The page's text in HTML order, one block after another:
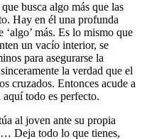
busca algo más que las
Hay en él una profunda
‘algo’ más. Es lo mismo que
un vacío interior, se
para asegurarse la
la verdad que el
cruzados. Entonces acude a
todo es perfecto.
al joven ante su propia
Deja todo lo que tienes,